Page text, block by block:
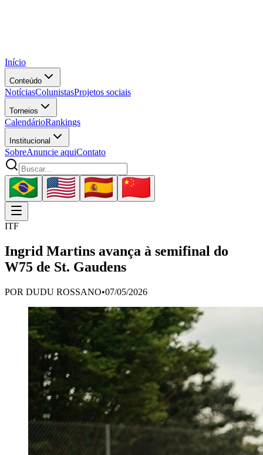
Início
Conteúdo
NotíciasColunistasProjetos sociais
Torneios
CalendárioRankings
Institucional
SobreAnuncie aquiContato
ITF
Ingrid Martins avança à semifinal do
W75 de St. Gaudens
POR DUDU ROSSANO•07/05/2026